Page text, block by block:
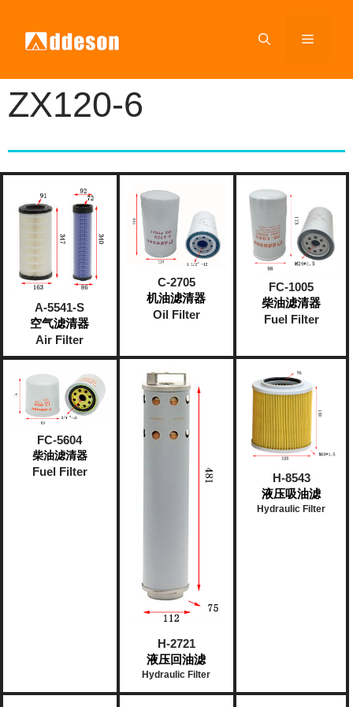
ZX120-6
A-5541-S
空气滤清器
Air Filter
C-2705
机油滤清器
Oil Filter
FC-1005
柴油滤清器
Fuel Filter
FC-5604
柴油滤清器
Fuel Filter
H-2721
液压回油滤
Hydraulic Filter
H-8543
液压吸油滤
Hydraulic Filter